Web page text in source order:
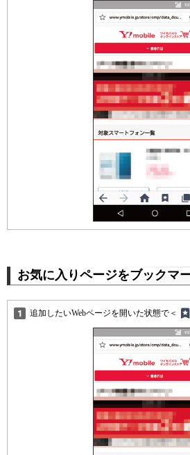
お気に入りページをブックマ
追加したいWebページを開いた状態で＜